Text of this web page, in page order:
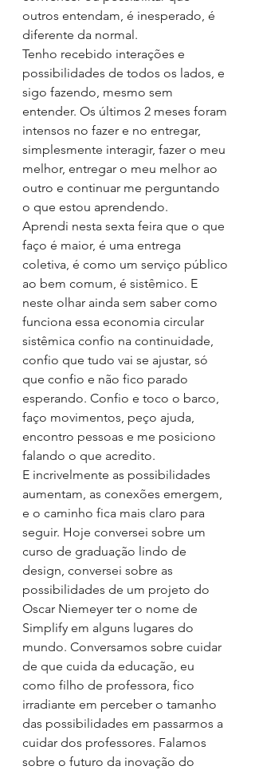
outros entendam, é inesperado, é
diferente da normal.
Tenho recebido interações e
possibilidades de todos os lados, e
sigo fazendo, mesmo sem
entender. Os últimos 2 meses foram
intensos no fazer e no entregar,
simplesmente interagir, fazer o meu
melhor, entregar o meu melhor ao
outro e continuar me perguntando
o que estou aprendendo.
Aprendi nesta sexta feira que o que
faço é maior, é uma entrega
coletiva, é como um serviço público
ao bem comum, é sistêmico. E
neste olhar ainda sem saber como
funciona essa economia circular
sistêmica confio na continuidade,
confio que tudo vai se ajustar, só
que confio e não fico parado
esperando. Confio e toco o barco,
faço movimentos, peço ajuda,
encontro pessoas e me posiciono
falando o que acredito.
E incrivelmente as possibilidades
aumentam, as conexões emergem,
e o caminho fica mais claro para
seguir. Hoje conversei sobre um
curso de graduação lindo de
design, conversei sobre as
possibilidades de um projeto do
Oscar Niemeyer ter o nome de
Simplify em alguns lugares do
mundo. Conversamos sobre cuidar
de que cuida da educação, eu
como filho de professora, fico
irradiante em perceber o tamanho
das possibilidades em passarmos a
cuidar dos professores. Falamos
sobre o futuro da inovação do